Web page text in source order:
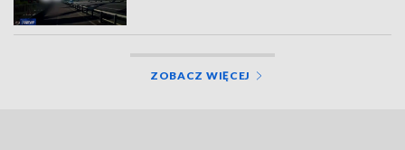
ZOBACZ WIĘCEJ